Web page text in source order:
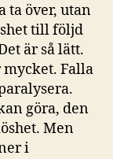
ta över, utan
till följd
är så lätt.
Falla
göra, den
Men
i